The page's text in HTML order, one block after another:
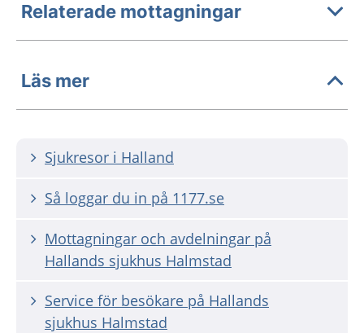
Relaterade mottagningar
Läs mer
Sjukresor i Halland
Så loggar du in på 1177.se
Mottagningar och avdelningar på
Hallands sjukhus Halmstad
Service för besökare på Hallands
sjukhus Halmstad